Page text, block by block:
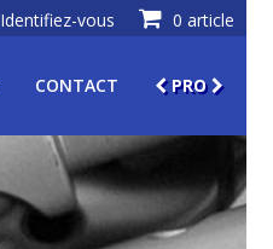
0 article
Identifiez-vous
CONTACT PRO